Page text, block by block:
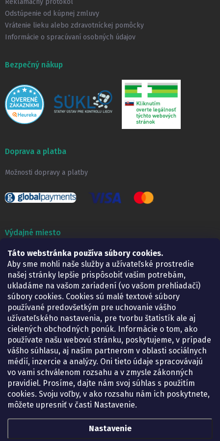
Táto webstránka používa súbory cookies.
Aby sme mohli naše služby a užívateľské prostredie
našej stránky lepšie prispôsobiť vašim potrebám,
ukladáme na vašom zariadení (vo vašom prehliadači)
súbory cookies. Cookies sú malé textové súbory
používané predovšetkým pre uchovanie vášho
užívateľského nastavenia, pre tvorbu štatistík ale aj
cielených obchodných ponúk. Informácie o tom, ako
používate našu webovú stránku, poskytujeme, v prípade
vášho súhlasu, aj našim partnerom v oblasti sociálnych
médií, inzercie a analýzy. Oni tieto údaje spracovávajú
vo vami schválenom rozsahu a v zmysle zákonných
pravidiel. Prosíme, dajte nám svoj súhlas s použitím
cookies. Svoju voľby, v ako rozsahu nám ich poskytnete,
môžete upresniť v časti Nastavenie.
Nastavenie
Odstúpenie od kúpnej zmluvy
Vrátenie lieku alebo zdravotníckej pomôcky
Informácie o spracúvaní osobných údajov
Bezpečný nákup
Doprava a platba
Možnosti dopravy a platby
Výdajné miesto
Lekáreň ADONAI
Košice – Smetanova 2
Pondelok:
07.30 – 15.30 h.
Utorok:
07.30 – 16.00 h.
Streda:
07.30 – 16.00 h.
Štvrtok:
07.30 – 15.30 h.
Piatok:
07.30 – 15.30 h.
KONTAKT
eshop@lekarenadonai.sk
+421 948 203 203
Nájdete nás na Facebooku.
lekarenadonai/